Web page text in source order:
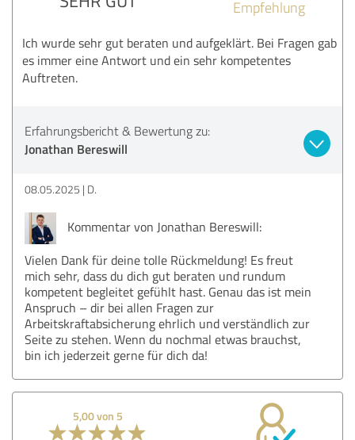
Empfehlung
Ich wurde sehr gut beraten und aufgeklärt. Bei Fragen gab
es immer eine Antwort und ein sehr kompetentes
Auftreten.
Erfahrungsbericht & Bewertung zu:
Jonathan Bereswill
08.05.2025 D.
Kommentar von Jonathan Bereswill:
Vielen Dank für deine tolle Rückmeldung! Es freut
mich sehr, dass du dich gut beraten und rundum
kompetent begleitet gefühlt hast. Genau das ist mein
Anspruch – dir bei allen Fragen zur
Arbeitskraftabsicherung ehrlich und verständlich zur
Seite zu stehen. Wenn du nochmal etwas brauchst,
bin ich jederzeit gerne für dich da!
5,00 von 5